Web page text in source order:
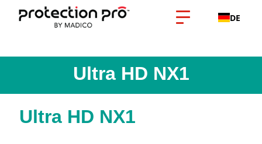
DE
Ultra HD NX1
Ultra HD NX1